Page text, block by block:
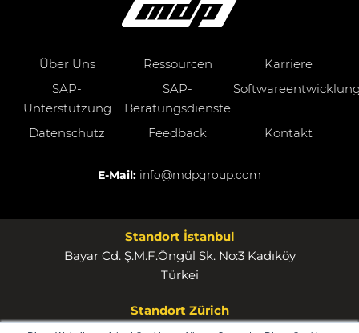
Über Uns Ressourcen
Karriere
SAP-
Unterstützung
SAP-
Beratungsdienste
Datenschutz Feedback Kontakt
E-Mail: info@mdpgroup.com
Standort İstanbul
Bayar Cd. Ş.M.F.Öngül Sk. No:3 Kadıköy
Türkei
Standort Zürich
MDP Group AG Rosstrasse 53 8832 Wollerau